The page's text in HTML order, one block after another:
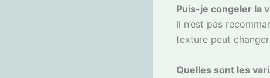
Puis-je congeler la
Il n’est pas
texture peut
Quelles sont les